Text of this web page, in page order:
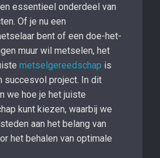
essentieel onderdeel van
Of je nu een
bent of een doe-het-
muur wil metselen, het
metselgereedschap is
succesvol project. In dit
we hoe je het juiste
kunt kiezen, waarbij we
aan het belang van
het behalen van optimale